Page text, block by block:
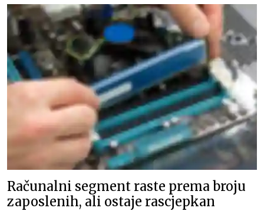
Računalni segment raste prema broju
zaposlenih, ali ostaje rascjepkan